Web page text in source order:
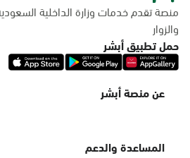
منصة تقدم خدمات وزارة الداخلية
والزوار
حمل تطبيق أبشر
عن منصة أبشر
المساعدة والدعم